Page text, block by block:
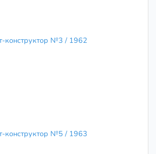
конструктор №3 / 1962
конструктор №5 / 1963